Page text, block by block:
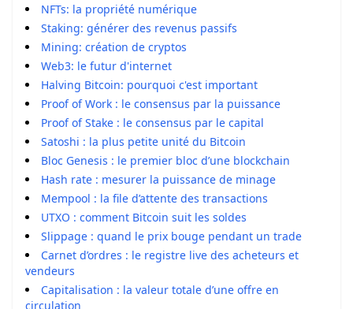
NFTs: la propriété numérique
Staking: générer des revenus passifs
Mining: création de cryptos
Web3: le futur d'internet
Halving Bitcoin: pourquoi c'est important
Proof of Work : le consensus par la puissance
Proof of Stake : le consensus par le capital
Satoshi : la plus petite unité du Bitcoin
Bloc Genesis : le premier bloc d’une blockchain
Hash rate : mesurer la puissance de minage
Mempool : la file d’attente des transactions
UTXO : comment Bitcoin suit les soldes
Slippage : quand le prix bouge pendant un trade
Carnet d’ordres : le registre live des acheteurs et
vendeurs
Capitalisation : la valeur totale d’une offre en
circulation